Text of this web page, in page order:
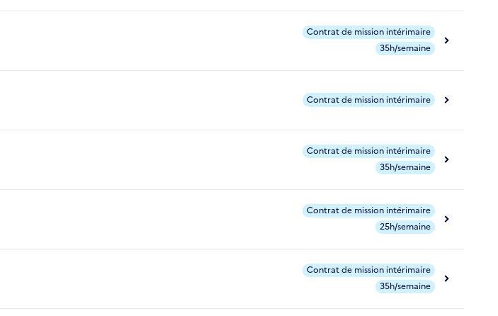
Contrat de mission intérimaire
35h/semaine
Contrat de mission intérimaire
Contrat de mission intérimaire
35h/semaine
Contrat de mission intérimaire
25h/semaine
Contrat de mission intérimaire
35h/semaine